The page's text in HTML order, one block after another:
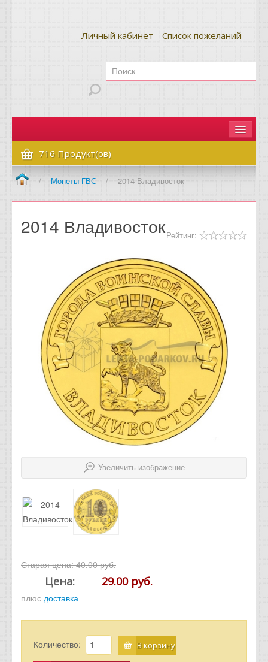
Личный кабинет Список пожеланий
Главная
Как сделать заказ
Оплата и доставка
Контакты
Новости
Статьи
716 Продукт(ов)
/ Монеты ГВС / 2014 Владивосток
2014 ВладивостокРейтинг:
Увеличить изображение
Старая цена:40.00 руб.
Цена: 29.00 руб.
плюс доставка
Количество: В корзину